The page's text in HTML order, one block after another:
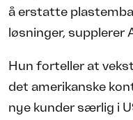
å erstatte
løsninger, supplerer
Hun forteller at
det amerikanske
nye kunder særlig i